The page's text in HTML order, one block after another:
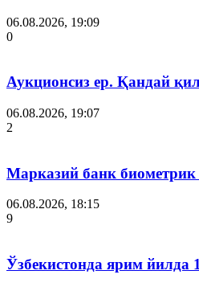
06.08.2026, 19:09
0
Аукционсиз ер. Қандай
06.08.2026, 19:07
2
Марказий банк
06.08.2026, 18:15
9
Ўзбекистонда ярим